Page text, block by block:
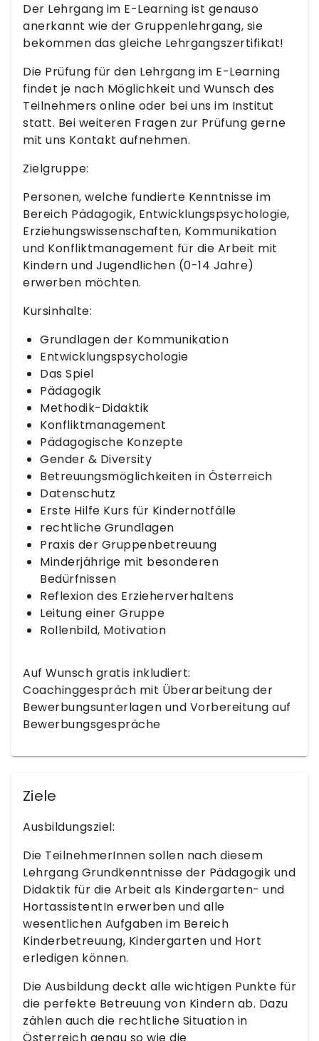
Der Lehrgang im E-Learning ist genauso
anerkannt wie der Gruppenlehrgang, sie
bekommen das gleiche Lehrgangszertifikat!
Die Prüfung für den Lehrgang im E-Learning
findet je nach Möglichkeit und Wunsch des
Teilnehmers online oder bei uns im Institut
statt. Bei weiteren Fragen zur Prüfung gerne
mit uns Kontakt aufnehmen.
Zielgruppe:
Personen, welche fundierte Kenntnisse im
Bereich Pädagogik, Entwicklungspsychologie,
Erziehungswissenschaften, Kommunikation
und Konfliktmanagement für die Arbeit mit
Kindern und Jugendlichen (0-14 Jahre)
erwerben möchten.
Kursinhalte:
Grundlagen der Kommunikation
Entwicklungspsychologie
Das Spiel
Pädagogik
Methodik-Didaktik
Konfliktmanagement
Pädagogische Konzepte
Gender & Diversity
Betreuungsmöglichkeiten in Österreich
Datenschutz
Erste Hilfe Kurs für Kindernotfälle
rechtliche Grundlagen
Praxis der Gruppenbetreuung
Minderjährige mit besonderen
Bedürfnissen
Reflexion des Erzieherverhaltens
Leitung einer Gruppe
Rollenbild, Motivation
Auf Wunsch gratis inkludiert:
Coachinggespräch mit Überarbeitung der
Bewerbungsunterlagen und Vorbereitung auf
Bewerbungsgespräche
Ziele
Ausbildungsziel:
Die TeilnehmerInnen sollen nach diesem
Lehrgang Grundkenntnisse der Pädagogik und
Didaktik für die Arbeit als Kindergarten- und
HortassistentIn erwerben und alle
wesentlichen Aufgaben im Bereich
Kinderbetreuung, Kindergarten und Hort
erledigen können.
Die Ausbildung deckt alle wichtigen Punkte für
die perfekte Betreuung von Kindern ab. Dazu
zählen auch die rechtliche Situation in